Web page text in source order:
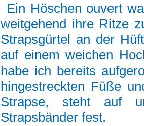
Ein Höschen ouvert
weitgehend ihre Ritze
Strapsgürtel an der
auf einem weichen
habe ich bereits
hingestreckten Füße
Strapse, steht auf
Strapsbänder fest.